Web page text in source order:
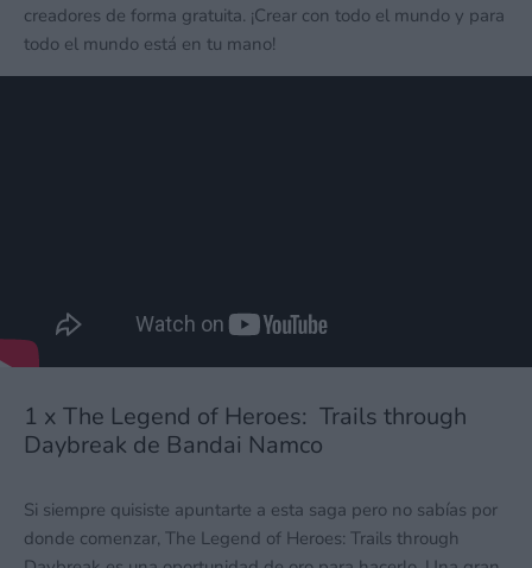
creadores de forma gratuita. ¡Crear con todo el mundo y para
todo el mundo está en tu mano!
1 x The Legend of Heroes: Trails through
Daybreak de Bandai Namco
Si siempre quisiste apuntarte a esta saga pero no sabías por
donde comenzar, The Legend of Heroes: Trails through